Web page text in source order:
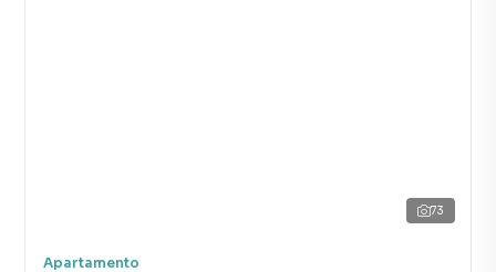
73
Apartamento